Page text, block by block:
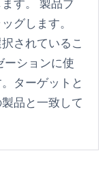
す。 製品ブ
グします。
されているこ
ーションに使
ターゲットと
品と一致して